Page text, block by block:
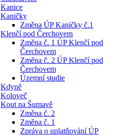
Kanice
Kaničky
Změna ÚP Kaničky č.1
Klenčí pod Čerchovem
Změna č. 1 ÚP Klenčí pod
Čerchovem
Změna č. 2 ÚP Klenčí pod
Čerchovem
Územní studie
Kdyně
Koloveč
Kout na Šumavě
Změna č. 2
Změna č. 1
Zpráva o uplatňování ÚP